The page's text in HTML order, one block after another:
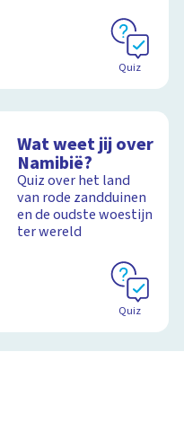
Quiz
Wat weet jij over
Namibië?
Quiz over het land
van rode zandduinen
en de oudste woestijn
ter wereld
Quiz